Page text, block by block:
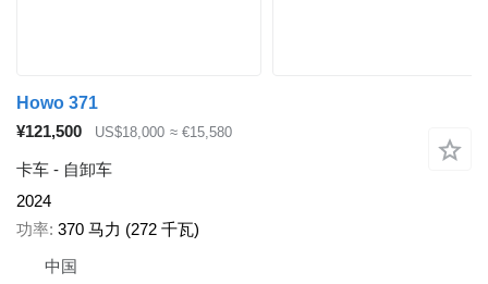
Howo 371
¥121,500
US$18,000 ≈ €15,580
卡车 - 自卸车
2024
功率 370 马力 (272 千瓦)
中国